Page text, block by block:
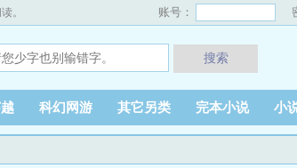
。 账号：
搜索
科幻网游 其它另类 完本小说 小